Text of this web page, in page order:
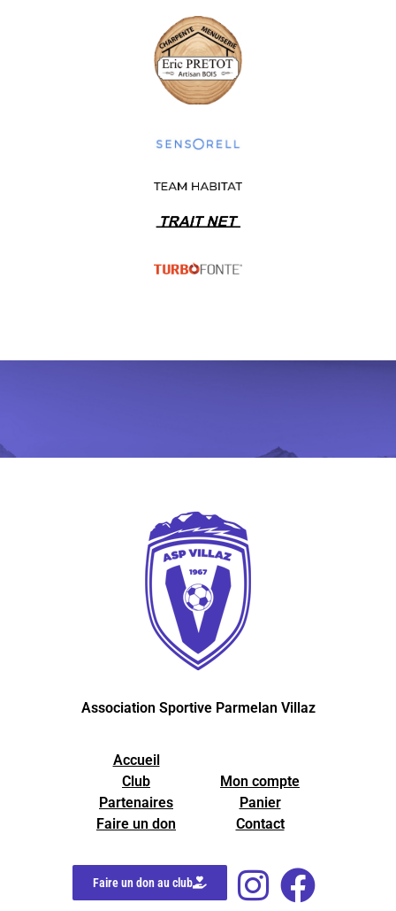
Association Sportive Parmelan Villaz
Accueil
Club
Partenaires
Faire un don
Mon compte
Panier
Contact
Faire un don au club